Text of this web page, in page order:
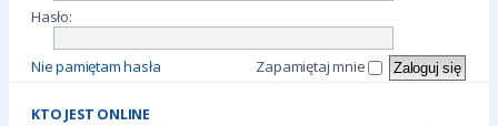
Hasło:
Nie pamiętam hasła Zapamiętaj mnie
KTO JEST ONLINE